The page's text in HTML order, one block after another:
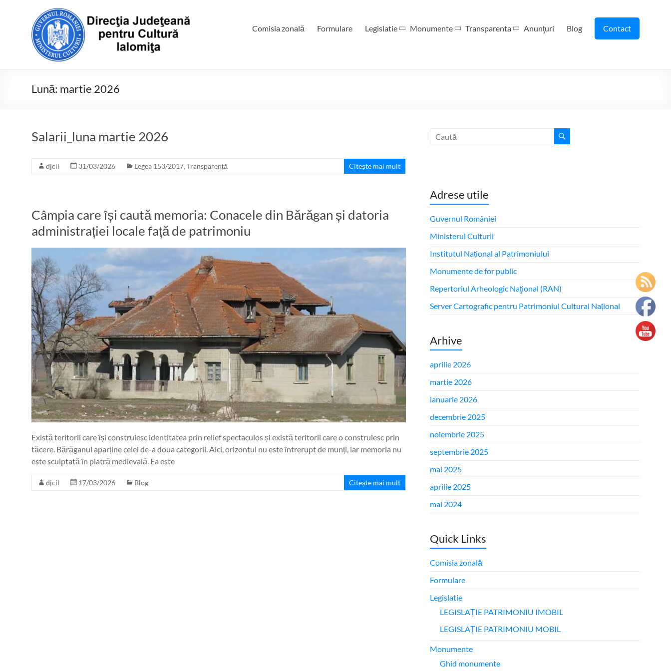
Direcţia
Judeţeană
pentru
Ialomiţa
Comisia zonală Formulare Legislatie Monumente Transparenta Anunţuri Blog Contact
Lună: martie 2026
Salarii_luna martie 2026
djcil 31/03/2026 Legea 153/2017, Transparență Citește mai mult
Câmpia care își caută memoria: Conacele din Bărăgan și datoria
administrației locale față de patrimoniu
Există teritorii care își construiesc identitatea prin relief spectaculos și există teritorii care o construiesc prin
tăcere. Bărăganul aparține celei de-a doua categorii. Aici, orizontul nu este întrerupt de munți, iar memoria nu
este sculptată în piatră medievală. Ea este
djcil 17/03/2026 Blog Citește mai mult
Adrese utile
Guvernul României
Ministerul Culturii
Institutul Național al Patrimoniului
Monumente de for public
Repertoriul Arheologic Naţional (RAN)
Server Cartografic pentru Patrimoniul Cultural Național
Arhive
aprilie 2026
martie 2026
ianuarie 2026
decembrie 2025
noiembrie 2025
septembrie 2025
mai 2025
aprilie 2025
mai 2024
Quick Links
Comisia zonală
Formulare
Legislatie
LEGISLAȚIE PATRIMONIU IMOBIL
LEGISLAȚIE PATRIMONIU MOBIL
Monumente
Ghid monumente